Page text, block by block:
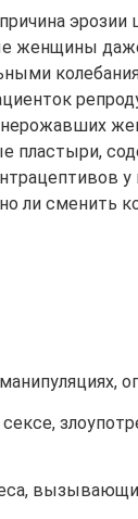
женщины
нерожавших
пластыри,
ли сменить